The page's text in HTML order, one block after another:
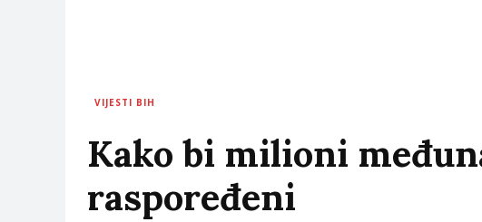
VIJESTI BIH
Kako bi milioni
raspoređeni